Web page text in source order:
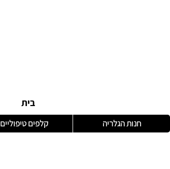
בית
חנות הגלריה קלפים טיפוליים